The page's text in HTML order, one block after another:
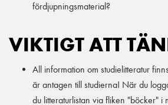
fördjupningsmaterial?
VIKTIGT ATT
All information om studielitteratur
är antagen till studierna! När du
du litteraturlistan via fliken "böcker" i